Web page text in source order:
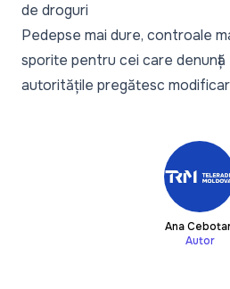
de droguri
Pedepse mai dure, controale
sporite pentru cei care
autoritățile pregătesc
Ana
Autor